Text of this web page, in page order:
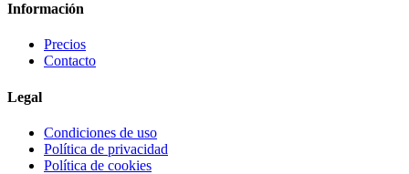
Información
Precios
Contacto
Legal
Condiciones de uso
Política de privacidad
Política de cookies